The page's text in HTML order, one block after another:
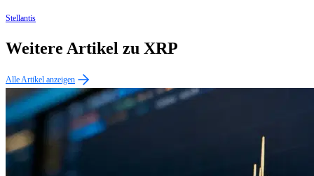
Stellantis
Weitere Artikel zu XRP
Alle Artikel anzeigen